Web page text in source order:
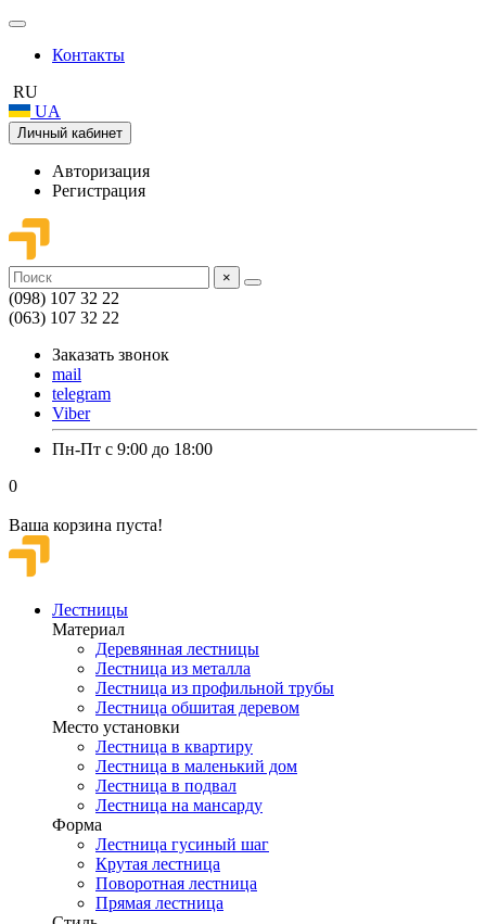
Контакты
RU
UA
Личный кабинет
Авторизация
Регистрация
×
(098) 107 32 22
(063) 107 32 22
Заказать звонок
mail
telegram
Viber
Пн-Пт с 9:00 до 18:00
0
Ваша корзина пуста!
Лестницы
Материал
Деревянная лестницы
Лестница из металла
Лестница из профильной трубы
Лестница обшитая деревом
Место установки
Лестница в квартиру
Лестница в маленький дом
Лестница в подвал
Лестница на мансарду
Форма
Лестница гусиный шаг
Крутая лестница
Поворотная лестница
Прямая лестница